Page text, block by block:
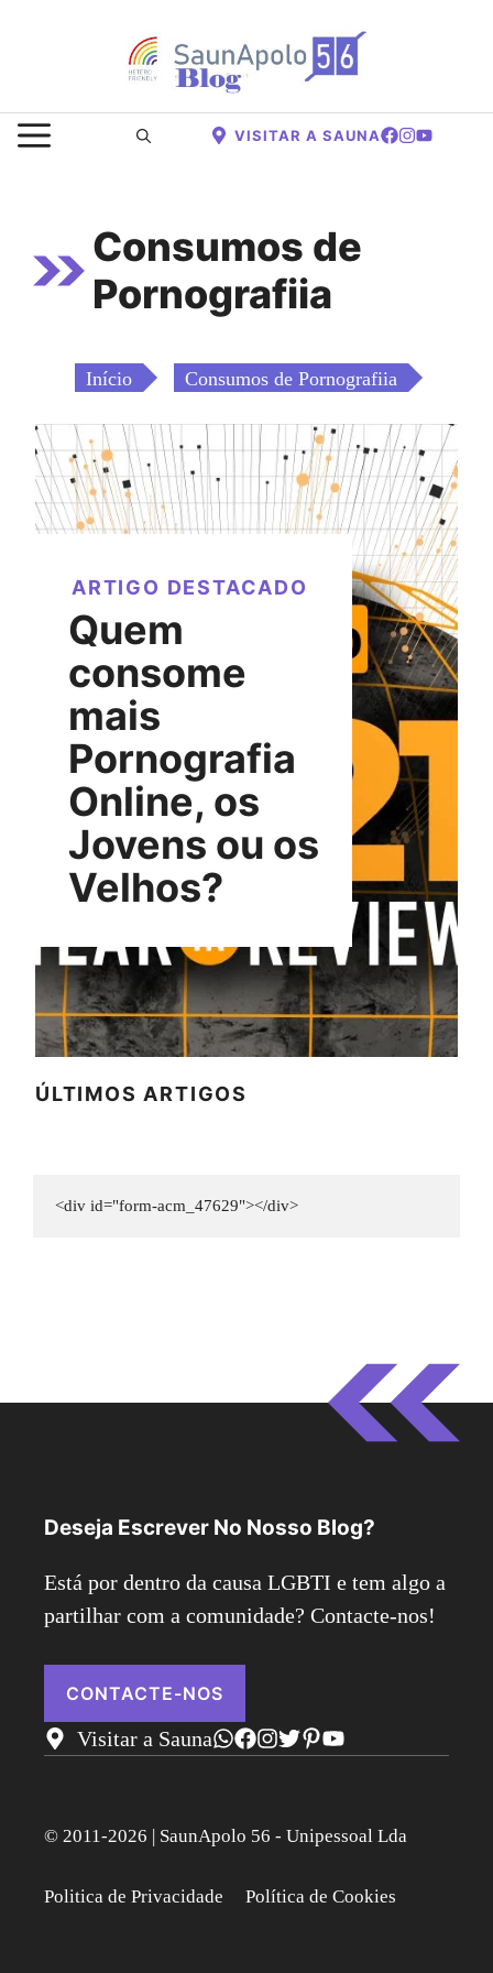
conteúdo
MENU VISITAR A SAUNA
Consumos de
Pornografiia
Início Consumos de Pornografiia
ARTIGO DESTACADO
Quem
consome
mais
Pornografia
Online, os
Jovens ou os
Velhos?
ÚLTIMOS ARTIGOS
<div id="form-acm_47629"></div>
Deseja Escrever No Nosso Blog?
Está por dentro da causa LGBTI e tem algo a
partilhar com a comunidade? Contacte-nos!
CONTACTE-NOS
Visitar a Sauna
© 2011-2026 | SaunApolo 56 - Unipessoal Lda
Politica de Privacidade Política de Cookies